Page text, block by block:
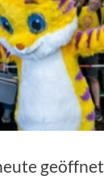
geöffnet